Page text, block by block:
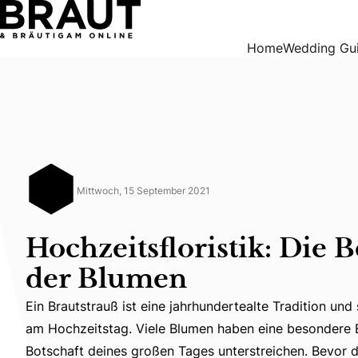
Hochzeitsfloristik: Die Bedeutung der Blumen
HomeWedding
Mittwoch, 15 September 2021
Hochzeitsfloristik: Die
der Blumen
Ein Brautstrauß ist eine jahrhundertealte Tradition
Ein Brautstrauß ist eine jahrhundertealte Tradition
am Hochzeitstag. Viele Blumen haben eine besondere
Botschaft deines großen Tages unterstreichen. Bevor